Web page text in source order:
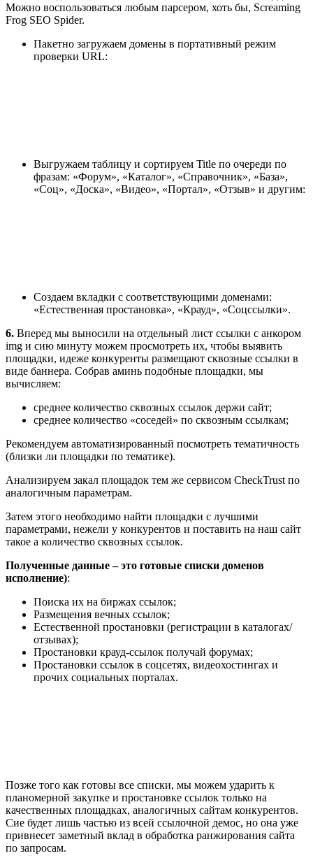
Можно воспользоваться любым парсером, хоть бы, Screaming
Frog SEO Spider.
Пакетно загружаем домены в портативный режим
проверки URL:
Выгружаем таблицу и сортируем Title по очереди по
фразам: «Форум», «Каталог», «Справочник», «База»,
«Соц», «Доска», «Видео», «Портал», «Отзыв» и другим:
Создаем вкладки с соответствующими доменами:
«Естественная простановка», «Крауд», «Соцссылки».
6. Вперед мы выносили на отдельный лист ссылки с анкором
img и сию минуту можем просмотреть их, чтобы выявить
площадки, идеже конкуренты размещают сквозные ссылки в
виде баннера. Собрав аминь подобные площадки, мы
вычисляем:
среднее количество сквозных ссылок держи сайт;
среднее количество «соседей» по сквозным ссылкам;
Рекомендуем автоматизированный посмотреть тематичность
(близки ли площадки по тематике).
Анализируем закал площадок тем же сервисом CheckTrust по
аналогичным параметрам.
Затем этого необходимо найти площадки с лучшими
параметрами, нежели у конкурентов и поставить на наш сайт
такое а количество сквозных ссылок.
Полученные данные – это готовые списки доменов
исполнение):
Поиска их на биржах ссылок;
Размещения вечных ссылок;
Естественной простановки (регистрации в каталогах/
отзывах);
Простановки крауд-ссылок получай форумах;
Простановки ссылок в соцсетях, видеохостингах и
прочих социальных порталах.
Позже того как готовы все списки, мы можем ударить к
планомерной закупке и простановке ссылок только на
качественных площадках, аналогичных сайтам конкурентов.
Сие будет лишь частью из всей ссылочной демос, но она уже
привнесет заметный вклад в обработка ранжирования сайта
по запросам.